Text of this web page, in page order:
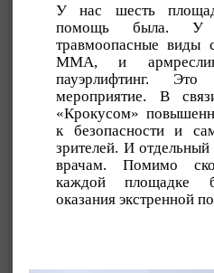
У нас шесть
помощь была.
травмоопасные виды
ММА, и
пауэрлифтинг.
мероприятие. В
«Крокусом»
к безопасности и
зрителей. И
врачам. Помимо
каждой площадке
оказания экстренной